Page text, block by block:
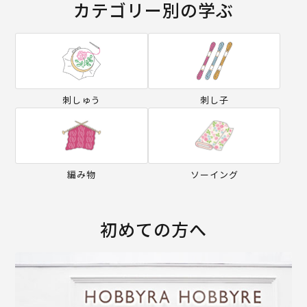
カテゴリー別の学ぶ
刺しゅう 刺し子
編み物 ソーイング
初めての方へ